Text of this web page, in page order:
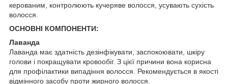
керованим, контролюють кучеряве волосся, усувають сухість
волосся.
ОСНОВНІ КОМПОНЕНТИ:
Лаванда
Лаванда має здатність дезінфікувати, заспокоювати, шкіру
голови і покращувати кровообіг. З цієї причини вона корисна
для профілактики випадіння волосся. Рекомендується в якості
відмінного засобу проти жирного волосся.